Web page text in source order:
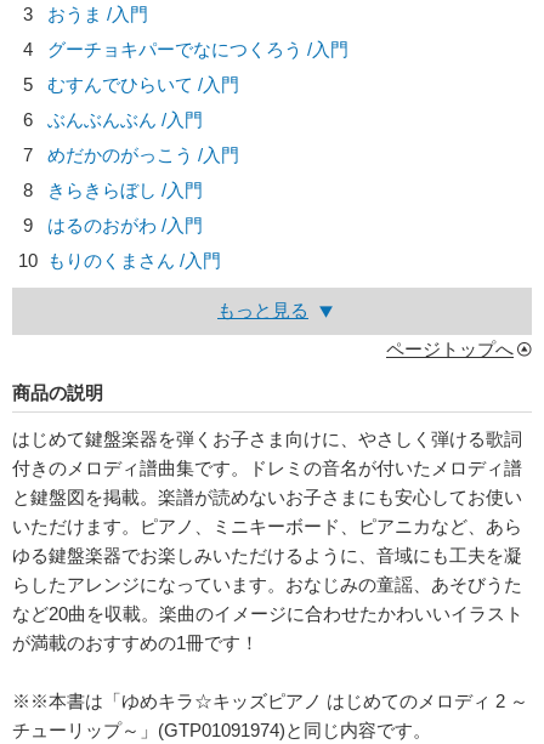
3
おうま /入門
4
グーチョキパーでなにつくろう /入門
5
むすんでひらいて /入門
6
ぶんぶんぶん /入門
7
めだかのがっこう /入門
8
きらきらぼし /入門
9
はるのおがわ /入門
10 もりのくまさん /入門
もっと見る
ページトップへ
商品の説明
はじめて鍵盤楽器を弾くお子さま向けに、やさしく弾ける歌詞
付きのメロディ譜曲集です。ドレミの音名が付いたメロディ譜
と鍵盤図を掲載。楽譜が読めないお子さまにも安心してお使い
いただけます。ピアノ、ミニキーボード、ピアニカなど、あら
ゆる鍵盤楽器でお楽しみいただけるように、音域にも工夫を凝
らしたアレンジになっています。おなじみの童謡、あそびうた
など20曲を収載。楽曲のイメージに合わせたかわいいイラスト
が満載のおすすめの1冊です！
※※本書は「ゆめキラ☆キッズピアノ はじめてのメロディ 2 ～
チューリップ～」(GTP01091974)と同じ内容です。